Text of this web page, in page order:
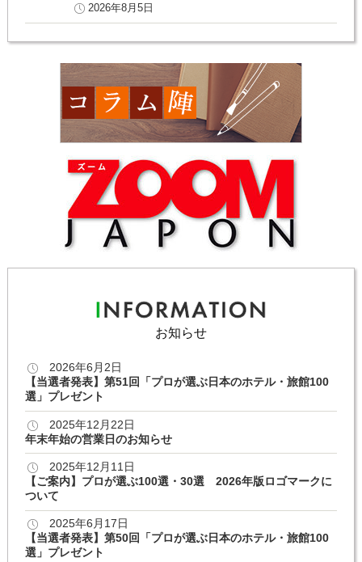
2026年8月5日
お知らせ
2026年6月2日
【当選者発表】第51回「プロが選ぶ日本のホテル・旅館100
選」プレゼント
2025年12月22日
年末年始の営業日のお知らせ
2025年12月11日
【ご案内】プロが選ぶ100選・30選 2026年版ロゴマークに
ついて
2025年6月17日
【当選者発表】第50回「プロが選ぶ日本のホテル・旅館100
選」プレゼント